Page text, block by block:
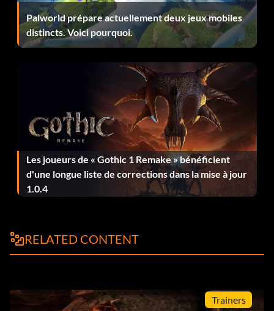
Palworld prépare actuellement deux jeux mobiles
distincts. Voici pourquoi.
Les joueurs de « Gothic 1 Remake » bénéficient
d'une longue liste de corrections dans la mise à jour
1.0.4
RELATED CONTENT
Trainers